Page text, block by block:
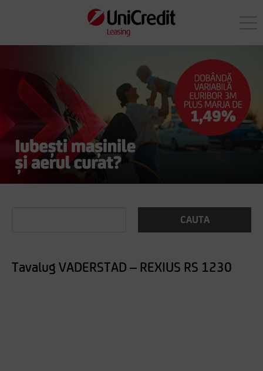
CAUTA
Tavalug VADERSTAD – REXIUS RS 1230